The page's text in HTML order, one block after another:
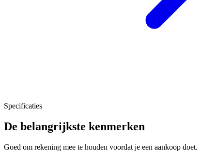
Specificaties
De belangrijkste kenmerken
Goed om rekening mee te houden voordat je een aankoop doet.